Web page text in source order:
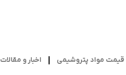
قیمت مواد پتروشیمی اخبار و مقالات